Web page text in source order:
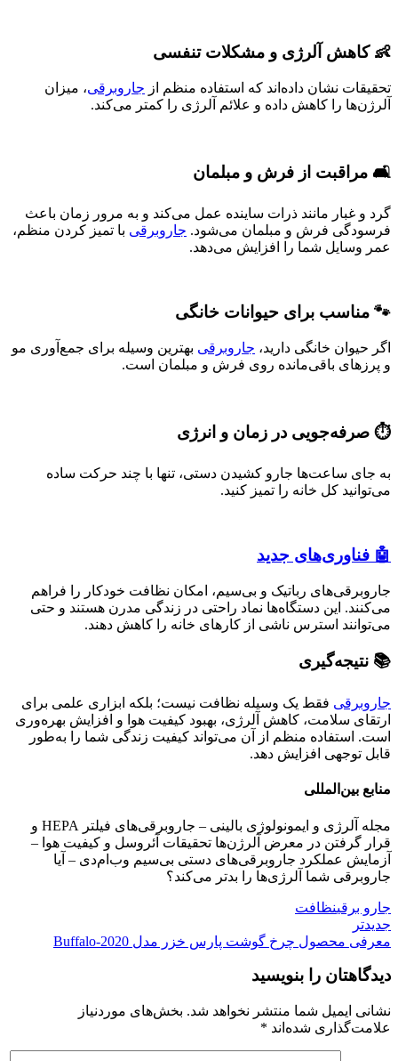
👶 کاهش آلرژی و مشکلات تنفسی
تحقیقات نشان داده‌اند که استفاده منظم از جاروبرقی، میزان
آلرژن‌ها را کاهش داده و علائم آلرژی را کمتر می‌کند.
🛋️ مراقبت از فرش و مبلمان
گرد و غبار مانند ذرات ساینده عمل می‌کند و به مرور زمان باعث
فرسودگی فرش و مبلمان می‌شود. جاروبرقی با تمیز کردن منظم،
عمر وسایل شما را افزایش می‌دهد.
🐾 مناسب برای حیوانات خانگی
اگر حیوان خانگی دارید، جاروبرقی بهترین وسیله برای جمع‌آوری مو
و پرزهای باقی‌مانده روی فرش و مبلمان است.
⏱️ صرفه‌جویی در زمان و انرژی
به جای ساعت‌ها جارو کشیدن دستی، تنها با چند حرکت ساده
می‌توانید کل خانه را تمیز کنید.
🤖 فناوری‌های جدید
جاروبرقی‌های رباتیک و بی‌سیم، امکان نظافت خودکار را فراهم
می‌کنند. این دستگاه‌ها نماد راحتی در زندگی مدرن هستند و حتی
می‌توانند استرس ناشی از کارهای خانه را کاهش دهند.
📚 نتیجه‌گیری
جاروبرقی فقط یک وسیله نظافت نیست؛ بلکه ابزاری علمی برای
ارتقای سلامت، کاهش آلرژی، بهبود کیفیت هوا و افزایش بهره‌وری
است. استفاده منظم از آن می‌تواند کیفیت زندگی شما را به‌طور
قابل توجهی افزایش دهد.
منابع بین‌المللی
مجله آلرژی و ایمونولوژی بالینی – جاروبرقی‌های فیلتر HEPA و
قرار گرفتن در معرض آلرژن‌ها تحقیقات آئروسل و کیفیت هوا –
آزمایش عملکرد جاروبرقی‌های دستی بی‌سیم وب‌ام‌دی – آیا
جاروبرقی شما آلرژی‌ها را بدتر می‌کند؟
جارو برقینظافت
جدیدتر
معرفی محصول چرخ گوشت پارس خزر مدل Buffalo-2020
دیدگاهتان را بنویسید
نشانی ایمیل شما منتشر نخواهد شد. بخش‌های موردنیاز
علامت‌گذاری شده‌اند *